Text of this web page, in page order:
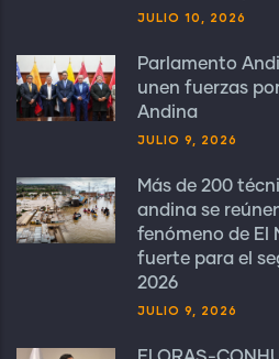
JULIO 10, 2026
Parlamento
unen fuerzas
Andina
JULIO 9, 2026
Más de 200
andina se
fenómeno de El
fuerte para el
2026
JULIO 9, 2026